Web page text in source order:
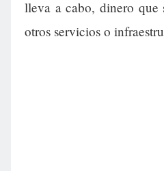
lleva a cabo, dinero que
otros servicios o